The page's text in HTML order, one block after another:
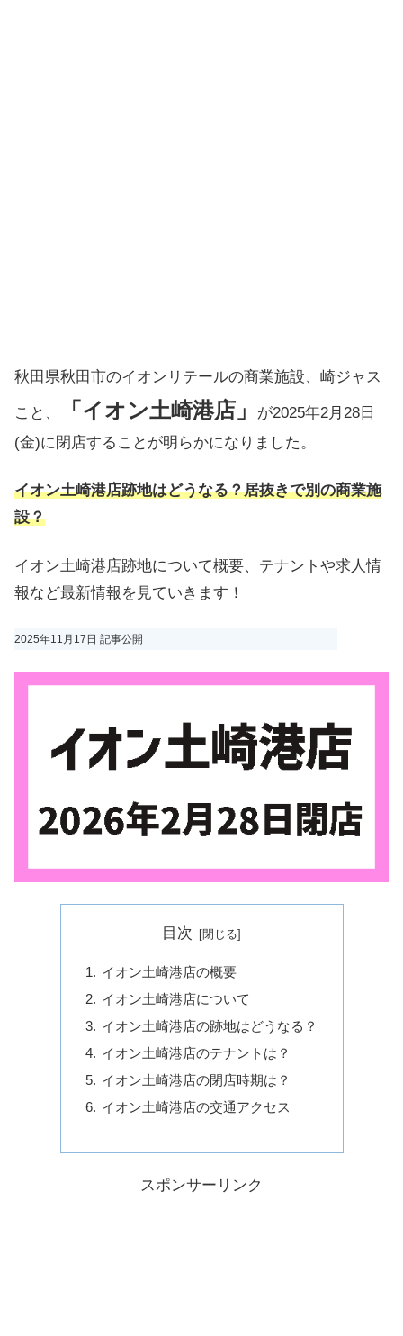
秋田県秋田市のイオンリテールの商業施設、崎ジャス
こと、 「イオン土崎港店」
が2025年2月28日
(金)に閉店することが明らかになりました。
イオン土崎港店跡地はどうなる？居抜きで別の商業施
設？
イオン土崎港店跡地について概要、テナントや求人情
報など最新情報を見ていきます！
2025年11月17日 記事公開
目次
イオン土崎港店の概要
イオン土崎港店について
イオン土崎港店の跡地はどうなる？
イオン土崎港店のテナントは？
イオン土崎港店の閉店時期は？
イオン土崎港店の交通アクセス
スポンサーリンク